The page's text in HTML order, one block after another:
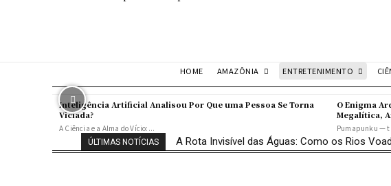
HOME AMAZÔNIA ENTRETENIMENTO
Inteligência Artificial Analisou Por Que uma Pessoa Se Torna
Viciada?
A Ciência e a Alma do Vício:...
O Enigma
Megalítica,
Pumapunku —
ÚLTIMAS NOTÍCIAS A Rota Invisível das Águas: Como os Rios